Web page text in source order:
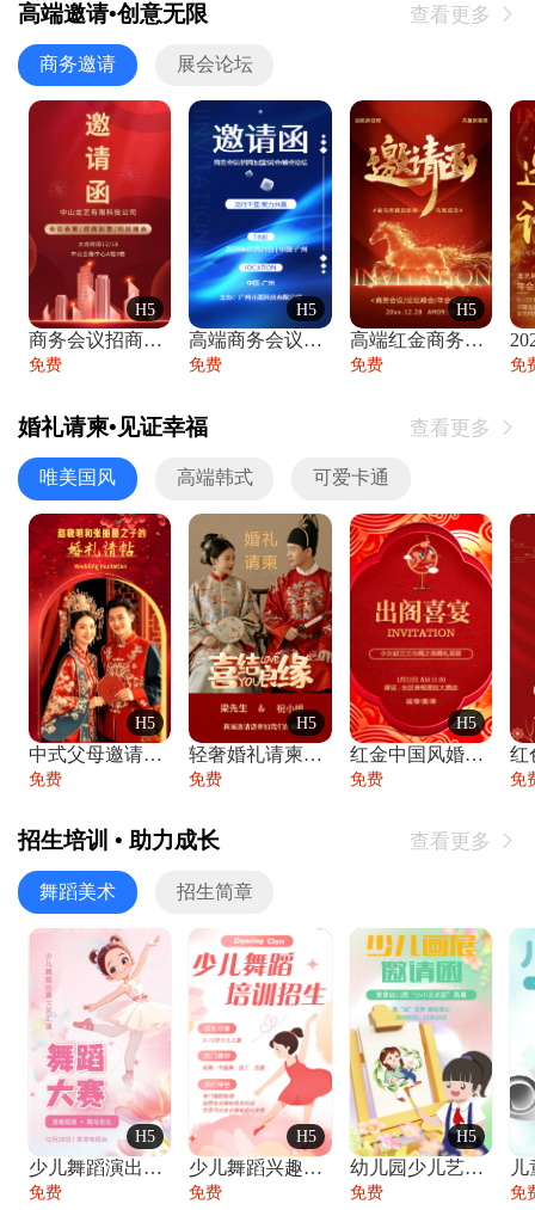
高端邀请•创意无限 查看更多 
商务邀请 展会论坛
H5
商务会议招商展会科技峰会邀请函年会邀请
免费
H5
高端商务会议招商加盟展会峰会论坛邀请函
免费
H5
高端红金商务会议年会年终盛典答谢邀请函
免费 免
婚礼请柬•见证幸福 查看更多 
唯美国风 高端韩式 可爱卡通
H5
中式父母邀请函婚礼结婚请柬请贴父母邀请方
免费
H5
轻奢婚礼请柬婚礼邀请函结婚照请帖
免费
H5
红金中国风婚礼请柬出阁喜宴嫁女请帖出阁宴
免费 免
招生培训 • 助力成长 查看更多 
舞蹈美术 招生简章
H5
少儿舞蹈演出舞蹈比赛跳舞大赛文艺汇演活动
免费
H5
少儿舞蹈兴趣班艺术培训学校招生宣传
免费
H5
幼儿园少儿艺术展览绘画展摄影作品展美术展
免费 免